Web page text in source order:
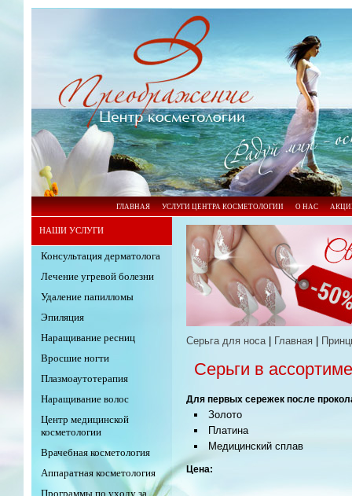
ГЛАВНАЯ УСЛУГИ ЦЕНТРА КОСМЕТОЛОГИИ О НАС
НАШИ УСЛУГИ
Консультация дерматолога
Лечение угревой болезни
Удаление папилломы
Эпиляция
Наращивание ресниц
Вросшие ногти
Плазмоаутотерапия
Наращивание волос
Центр медицинской
косметологии
Врачебная косметология
Аппаратная косметология
Программы по уходу за
Серьга для носа| Главная
Серьги в
Для первых сережек после
Золото
Платина
Медицинский сплав
Цена: